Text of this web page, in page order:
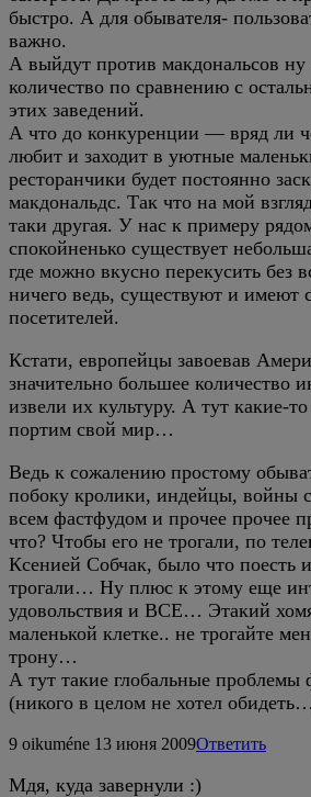
быстро. А для обывателя-
важно.
А выйдут против макдональсов ну
количество по сравнению с
этих заведений.
А что до конкуренции — вряд ли
любит и заходит в уютные
ресторанчики будет постоянно
макдональдс. Так что на мой
таки другая. У нас к примеру
спокойненько существует
где можно вкусно перекусить без
ничего ведь, существуют и имеют
посетителей.
Кстати, европейцы завоевав
значительно большее количество
извели их культуру. А тут какие-
портим свой мир…
Ведь к сожалению простому
побоку кролики, индейцы, войны
всем фастфудом и прочее прочее
что? Чтобы его не трогали, по
Ксенией Собчак, было что поесть
трогали… Ну плюс к этому еще
удовольствия и ВСЕ… Этакий
маленькой клетке.. не трогайте
трону…
А тут такие глобальные проблемы
(никого в целом не хотел
9 oikuméne 13 июня 2009Ответить
Мдя, куда завернули :)